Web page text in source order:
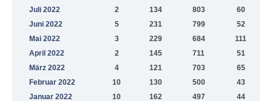
Juli 2022
2 134 803
60
Juni 2022
5 231 799
52
Mai 2022
3 229 684
111
April 2022
2 145 711
51
März 2022
4 121 703
65
Februar 2022
10 130 500
43
Januar 2022
10 162 497
44